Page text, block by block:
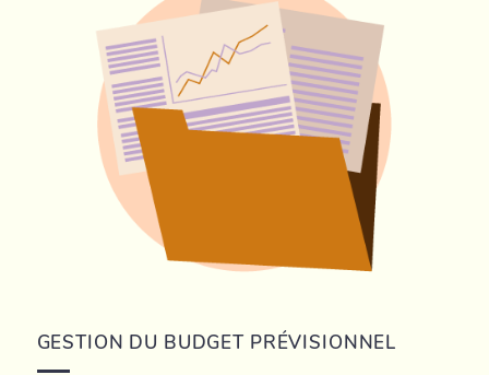
GESTION DU BUDGET PRÉVISIONNEL